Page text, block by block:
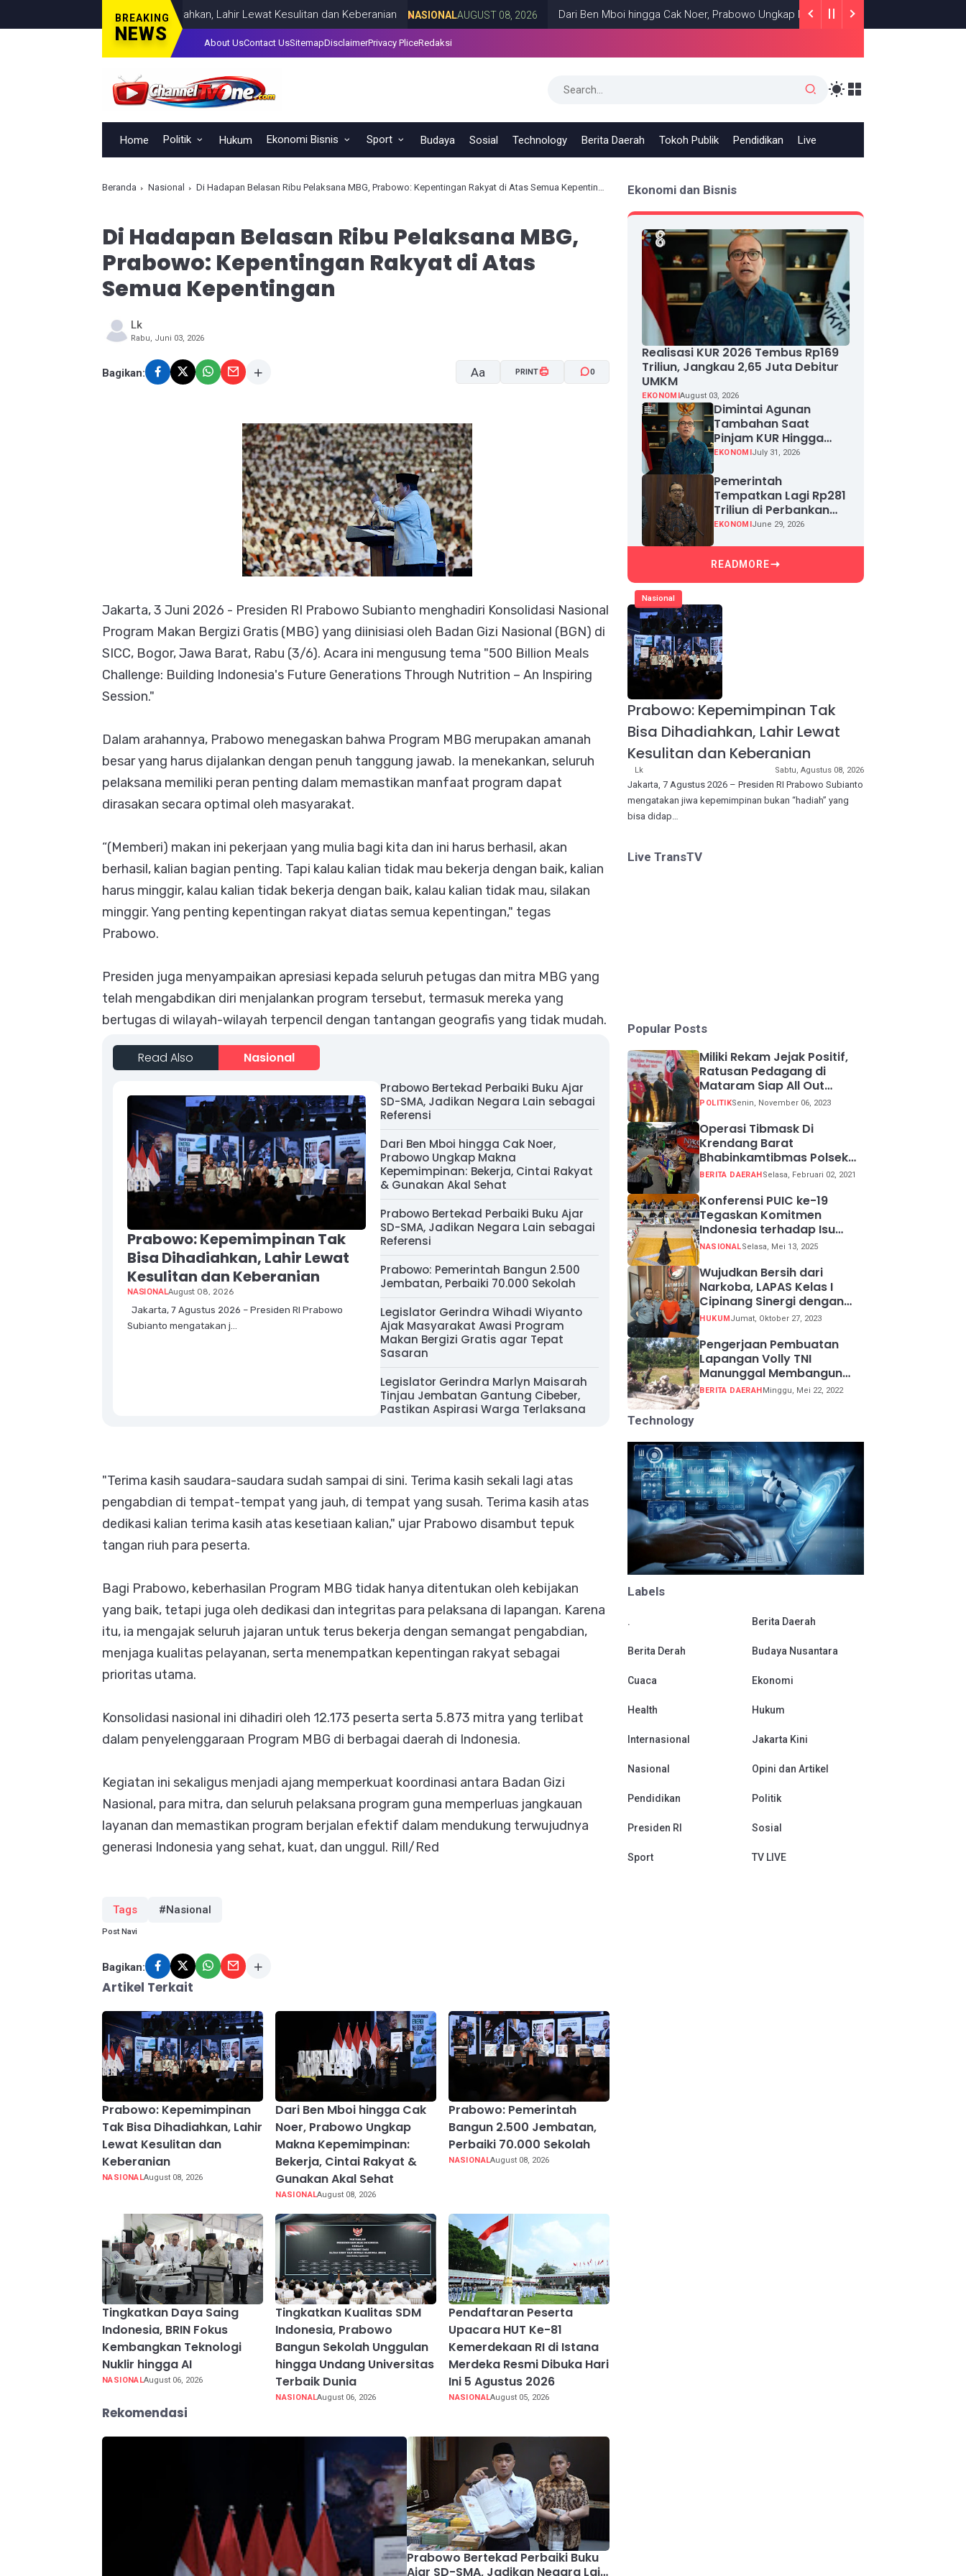
BREAKING
NEWS
Tak Bisa Dihadiahkan, Lahir Lewat Kesulitan dan Keberanian NASIONALAUGUST 08, 2026 Dari Ben Mboi hingga Cak Noer, Prabowo Ungkap Makna Kepemimpinan: Bekerja, Cintai
About UsContact UsSitemapDisclaimerPrivacy PliceRedaksi
Home Politik Hukum Ekonomi Bisnis Sport Budaya Sosial Technology Berita Daerah Tokoh Publik Pendidikan Live
Beranda Nasional Di Hadapan Belasan Ribu Pelaksana MBG, Prabowo: Kepentingan Rakyat di Atas Semua Kepentingan
Di Hadapan Belasan Ribu Pelaksana MBG,
Prabowo: Kepentingan Rakyat di Atas
Semua Kepentingan
Lk
Rabu, Juni 03, 2026
Bagikan: Aa PRINT 0
Jakarta, 3 Juni 2026 - Presiden RI Prabowo Subianto menghadiri Konsolidasi Nasional
Program Makan Bergizi Gratis (MBG) yang diinisiasi oleh Badan Gizi Nasional (BGN) di
SICC, Bogor, Jawa Barat, Rabu (3/6). Acara ini mengusung tema "500 Billion Meals
Challenge: Building Indonesia's Future Generations Through Nutrition – An Inspiring
Session."
Dalam arahannya, Prabowo menegaskan bahwa Program MBG merupakan amanah
besar yang harus dijalankan dengan penuh tanggung jawab. Ia menekankan, seluruh
pelaksana memiliki peran penting dalam memastikan manfaat program dapat
dirasakan secara optimal oleh masyarakat.
“(Memberi) makan ini pekerjaan yang mulia bagi kita dan ini harus berhasil, akan
berhasil, kalian bagian penting. Tapi kalau kalian tidak mau bekerja dengan baik, kalian
harus minggir, kalau kalian tidak bekerja dengan baik, kalau kalian tidak mau, silakan
minggir. Yang penting kepentingan rakyat diatas semua kepentingan," tegas
Prabowo.
Presiden juga menyampaikan apresiasi kepada seluruh petugas dan mitra MBG yang
telah mengabdikan diri menjalankan program tersebut, termasuk mereka yang
bertugas di wilayah-wilayah terpencil dengan tantangan geografis yang tidak mudah.
Read Also Nasional
Prabowo: Kepemimpinan Tak
Bisa Dihadiahkan, Lahir Lewat
Kesulitan dan Keberanian
NASIONALAugust 08, 2026
Jakarta, 7 Agustus 2026 – Presiden RI Prabowo
Subianto mengatakan j...
Prabowo Bertekad Perbaiki Buku Ajar
SD-SMA, Jadikan Negara Lain sebagai
Referensi
Dari Ben Mboi hingga Cak Noer,
Prabowo Ungkap Makna
Kepemimpinan: Bekerja, Cintai Rakyat
& Gunakan Akal Sehat
Prabowo Bertekad Perbaiki Buku Ajar
SD-SMA, Jadikan Negara Lain sebagai
Referensi
Prabowo: Pemerintah Bangun 2.500
Jembatan, Perbaiki 70.000 Sekolah
Legislator Gerindra Wihadi Wiyanto
Ajak Masyarakat Awasi Program
Makan Bergizi Gratis agar Tepat
Sasaran
Legislator Gerindra Marlyn Maisarah
Tinjau Jembatan Gantung Cibeber,
Pastikan Aspirasi Warga Terlaksana
"Terima kasih saudara-saudara sudah sampai di sini. Terima kasih sekali lagi atas
pengabdian di tempat-tempat yang jauh, di tempat yang susah. Terima kasih atas
dedikasi kalian terima kasih atas kesetiaan kalian," ujar Prabowo disambut tepuk
tangan riuh para peserta.
Bagi Prabowo, keberhasilan Program MBG tidak hanya ditentukan oleh kebijakan
yang baik, tetapi juga oleh dedikasi dan integritas para pelaksana di lapangan. Karena
itu, ia mengajak seluruh jajaran untuk terus bekerja dengan semangat pengabdian,
menjaga kualitas pelayanan, serta menempatkan kepentingan rakyat sebagai
prioritas utama.
Konsolidasi nasional ini dihadiri oleh 12.173 peserta serta 5.873 mitra yang terlibat
dalam penyelenggaraan Program MBG di berbagai daerah di Indonesia.
Kegiatan ini sekaligus menjadi ajang memperkuat koordinasi antara Badan Gizi
Nasional, para mitra, dan seluruh pelaksana program guna memperluas jangkauan
layanan dan memastikan program berjalan efektif dalam mendukung terwujudnya
generasi Indonesia yang sehat, kuat, dan unggul. Rill/Red
Tags #Nasional
Post Navi
Bagikan:
Artikel Terkait
Prabowo: Kepemimpinan
Tak Bisa Dihadiahkan, Lahir
Lewat Kesulitan dan
Keberanian
NASIONALAugust 08, 2026
Dari Ben Mboi hingga Cak
Noer, Prabowo Ungkap
Makna Kepemimpinan:
Bekerja, Cintai Rakyat &
Gunakan Akal Sehat
NASIONALAugust 08, 2026
Prabowo: Pemerintah
Bangun 2.500 Jembatan,
Perbaiki 70.000 Sekolah
NASIONALAugust 08, 2026
Tingkatkan Daya Saing
Indonesia, BRIN Fokus
Kembangkan Teknologi
Nuklir hingga AI
NASIONALAugust 06, 2026
Tingkatkan Kualitas SDM
Indonesia, Prabowo
Bangun Sekolah Unggulan
hingga Undang Universitas
Terbaik Dunia
NASIONALAugust 06, 2026
Pendaftaran Peserta
Upacara HUT Ke-81
Kemerdekaan RI di Istana
Merdeka Resmi Dibuka Hari
Ini 5 Agustus 2026
NASIONALAugust 05, 2026
Rekomendasi
Prabowo Bertekad Perbaiki Buku
Ajar SD-SMA, Jadikan Negara Lain
Ekonomi dan Bisnis
Realisasi KUR 2026 Tembus Rp169
Triliun, Jangkau 2,65 Juta Debitur
UMKM
EKONOMIAugust 03, 2026
Dimintai Agunan
Tambahan Saat
Pinjam KUR Hingga
Rp100 Juta, Segera
EKONOMI July 31, 2026
Pemerintah
Tempatkan Lagi Rp281
Triliun di Perbankan
demi Jaga Likuiditas
EKONOMI June 29, 2026
READMORE
Nasional
Prabowo: Kepemimpinan Tak
Bisa Dihadiahkan, Lahir Lewat
Kesulitan dan Keberanian
Lk Sabtu, Agustus 08, 2026
Jakarta, 7 Agustus 2026 – Presiden RI Prabowo Subianto
mengatakan jiwa kepemimpinan bukan “hadiah” yang
bisa didap…
Live TransTV
Popular Posts
Miliki Rekam Jejak Positif,
Ratusan Pedagang di
Mataram Siap All Out
Menangkan Ganjar-Mahfud
POLITIKSenin, November 06, 2023
Operasi Tibmask Di
Krendang Barat
Bhabinkamtibmas Polsek
Tambora Bagikan Masker
Prokes
BERITA DAERAHSelasa, Februari 02, 2021
Konferensi PUIC ke-19
Tegaskan Komitmen
Indonesia terhadap Isu
Lingkungan Global
NASIONALSelasa, Mei 13, 2025
Wujudkan Bersih dari
Narkoba, LAPAS Kelas I
Cipinang Sinergi dengan
Kepolisian Resor Metro
HUKUMJumat, Oktober 27, 2023
Pengerjaan Pembuatan
Lapangan Volly TNI
Manunggal Membangun
Desa (TMMD) ke 113
BERITA DAERAHMinggu, Mei 22, 2022
Technology
Labels
. Berita Daerah
Berita Derah Budaya Nusantara
Cuaca Ekonomi
Health Hukum
Internasional Jakarta Kini
Nasional Opini dan Artikel
Pendidikan Politik
Presiden RI Sosial
Sport TV LIVE